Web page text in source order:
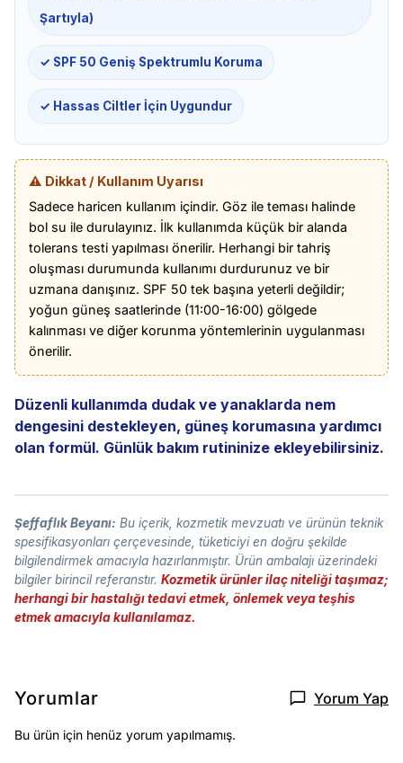
Şartıyla)
✓ SPF 50 Geniş Spektrumlu Koruma
✓ Hassas Ciltler İçin Uygundur
⚠️ Dikkat / Kullanım Uyarısı
Sadece haricen kullanım içindir. Göz ile teması halinde
bol su ile durulayınız. İlk kullanımda küçük bir alanda
tolerans testi yapılması önerilir. Herhangi bir tahriş
oluşması durumunda kullanımı durdurunuz ve bir
uzmana danışınız. SPF 50 tek başına yeterli değildir;
yoğun güneş saatlerinde (11:00-16:00) gölgede
kalınması ve diğer korunma yöntemlerinin uygulanması
önerilir.
Düzenli kullanımda dudak ve yanaklarda nem
dengesini destekleyen, güneş korumasına yardımcı
olan formül. Günlük bakım rutininize ekleyebilirsiniz.
Şeffaflık Beyanı: Bu içerik, kozmetik mevzuatı ve ürünün teknik
spesifikasyonları çerçevesinde, tüketiciyi en doğru şekilde
bilgilendirmek amacıyla hazırlanmıştır. Ürün ambalajı üzerindeki
bilgiler birincil referanstır. Kozmetik ürünler ilaç niteliği taşımaz;
herhangi bir hastalığı tedavi etmek, önlemek veya teşhis
etmek amacıyla kullanılamaz.
Yorumlar Yorum Yap
Bu ürün için henüz yorum yapılmamış.